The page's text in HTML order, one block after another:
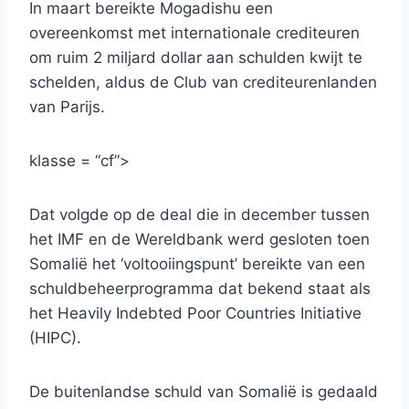
In maart bereikte Mogadishu een
overeenkomst met internationale crediteuren
om ruim 2 miljard dollar aan schulden kwijt te
schelden, aldus de Club van crediteurenlanden
van Parijs.
klasse = “cf”>
Dat volgde op de deal die in december tussen
het IMF en de Wereldbank werd gesloten toen
Somalië het ‘voltooiingspunt’ bereikte van een
schuldbeheerprogramma dat bekend staat als
het Heavily Indebted Poor Countries Initiative
(HIPC).
De buitenlandse schuld van Somalië is gedaald